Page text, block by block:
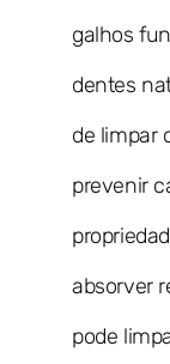
galhos
dentes
de limpar
prevenir
absorver
pode